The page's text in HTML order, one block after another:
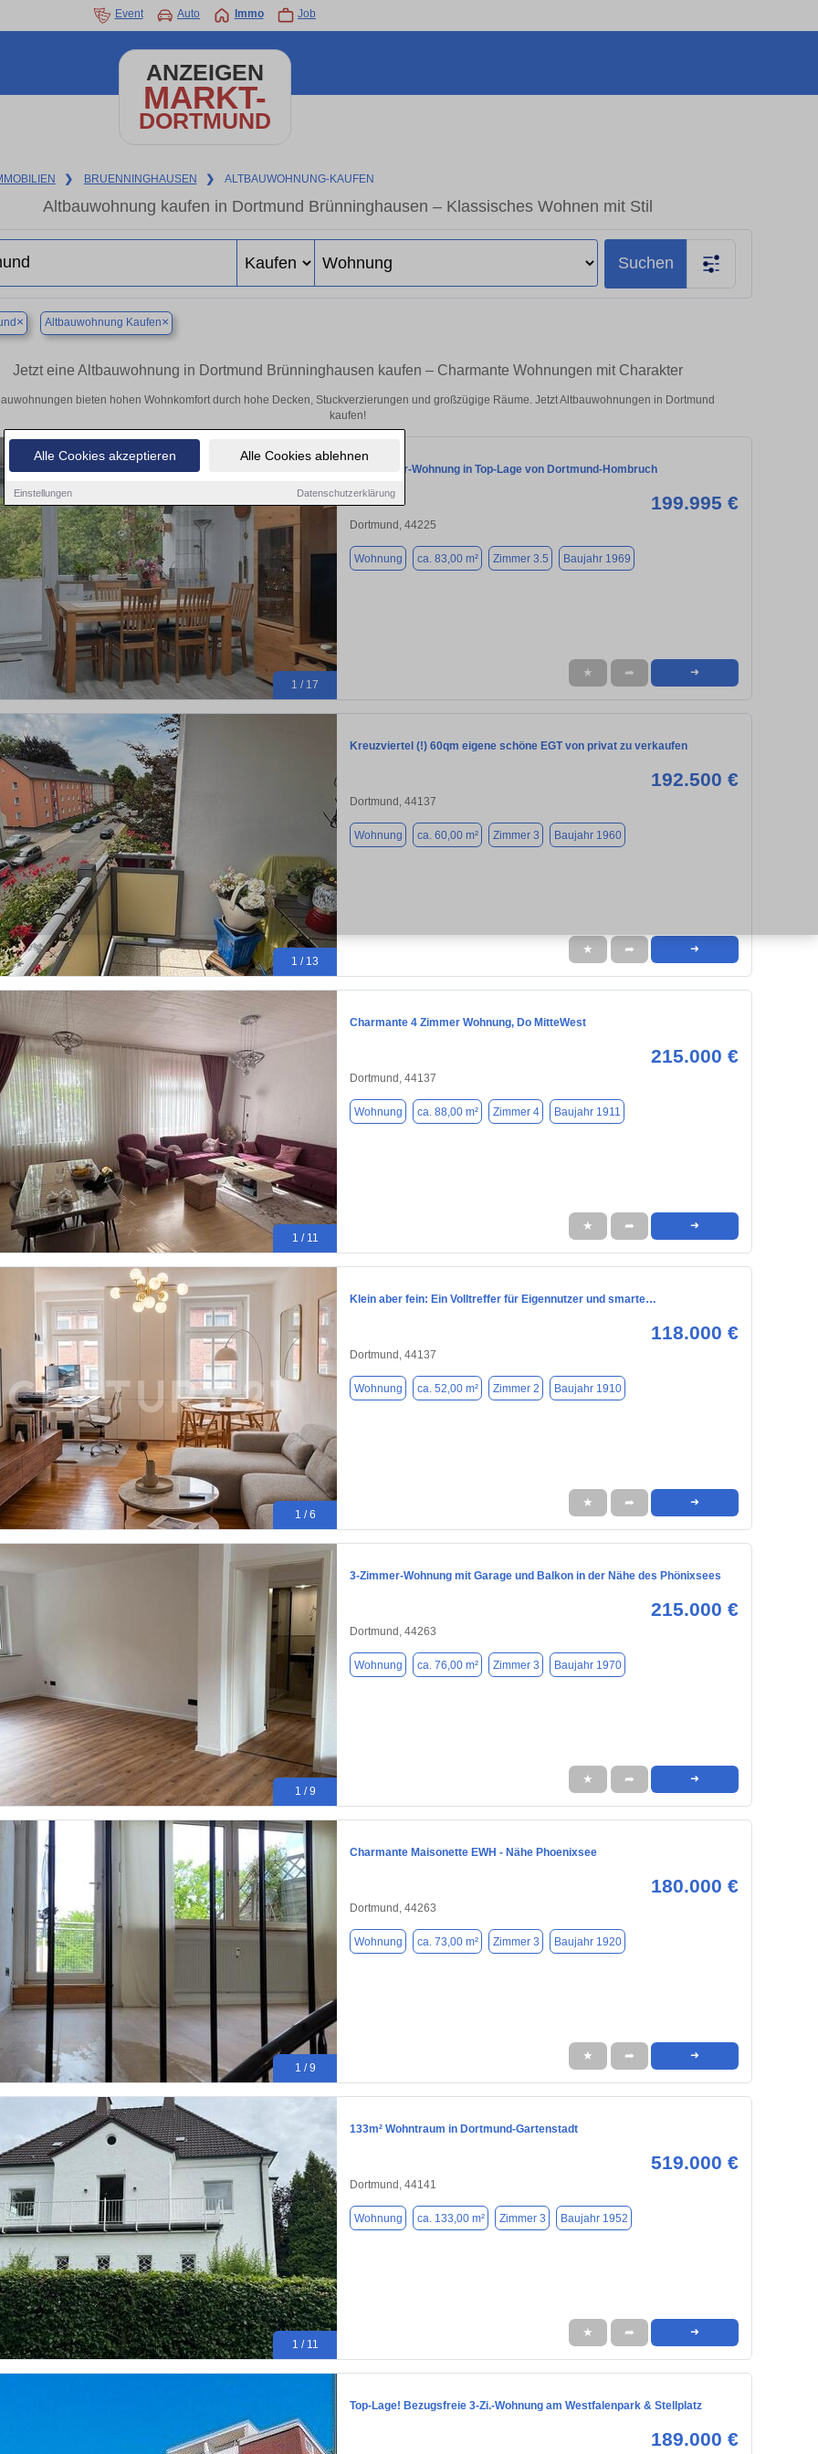
Alle Cookies akzeptieren Alle Cookies ablehnen
Einstellungen Datenschutzerklärung
Event Auto Immo Job
ANZEIGEN
MARKT-
DORTMUND
❯ BRUENNINGHAUSEN ❯ ALTBAUWOHNUNG-KAUFEN
Altbauwohnung kaufen in Dortmund Brünninghausen – Klassisches Wohnen mit Stil
Suchen
× Altbauwohnung Kaufen×
Jetzt eine Altbauwohnung in Dortmund Brünninghausen kaufen – Charmante Wohnungen mit Charakter
bieten hohen Wohnkomfort durch hohe Decken, Stuckverzierungen und großzügige Räume. Jetzt Altbauwohnungen in Dortmund
kaufen!
1 / 17
3,5 Zimmer-Wohnung in Top-Lage von Dortmund-Hombruch
199.995 €
Dortmund, 44225
Wohnung ca. 83,00 m² Zimmer 3.5 Baujahr 1969
★ ➦ ➜
1 / 13
Kreuzviertel (!) 60qm eigene schöne EGT von privat zu verkaufen
192.500 €
Dortmund, 44137
Wohnung ca. 60,00 m² Zimmer 3 Baujahr 1960
★ ➦ ➜
1 / 11
Charmante 4 Zimmer Wohnung, Do MitteWest
215.000 €
Dortmund, 44137
Wohnung ca. 88,00 m² Zimmer 4 Baujahr 1911
★ ➦ ➜
1 / 6
Klein aber fein: Ein Volltreffer für Eigennutzer und smarte…
118.000 €
Dortmund, 44137
Wohnung ca. 52,00 m² Zimmer 2 Baujahr 1910
★ ➦ ➜
1 / 9
3-Zimmer-Wohnung mit Garage und Balkon in der Nähe des Phönixsees
215.000 €
Dortmund, 44263
Wohnung ca. 76,00 m² Zimmer 3 Baujahr 1970
★ ➦ ➜
1 / 9
Charmante Maisonette EWH - Nähe Phoenixsee
180.000 €
Dortmund, 44263
Wohnung ca. 73,00 m² Zimmer 3 Baujahr 1920
★ ➦ ➜
1 / 11
133m² Wohntraum in Dortmund-Gartenstadt
519.000 €
Dortmund, 44141
Wohnung ca. 133,00 m² Zimmer 3 Baujahr 1952
★ ➦ ➜
Top-Lage! Bezugsfreie 3-Zi.-Wohnung am Westfalenpark & Stellplatz
189.000 €